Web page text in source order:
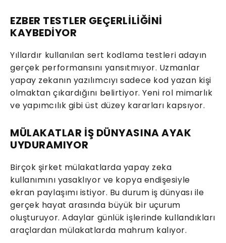
EZBER TESTLER GEÇERLİLİĞİNİ
KAYBEDİYOR
Yıllardır kullanılan sert kodlama testleri adayın
gerçek performansını yansıtmıyor. Uzmanlar
yapay zekanın yazılımcıyı sadece kod yazan kişi
olmaktan çıkardığını belirtiyor. Yeni rol mimarlık
ve yapımcılık gibi üst düzey kararları kapsıyor.
MÜLAKATLAR İŞ DÜNYASINA AYAK
UYDURAMIYOR
Birçok şirket mülakatlarda yapay zeka
kullanımını yasaklıyor ve kopya endişesiyle
ekran paylaşımı istiyor. Bu durum iş dünyası ile
gerçek hayat arasında büyük bir uçurum
oluşturuyor. Adaylar günlük işlerinde kullandıkları
araçlardan mülakatlarda mahrum kalıyor.